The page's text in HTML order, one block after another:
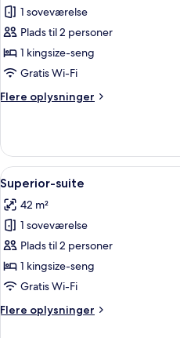
Superior-
suite
(Corner)
1 soveværelse
Plads til 2 personer
1 kingsize-seng
Gratis Wi-Fi
Flere oplysninger
Flere
suite
(Corner)
Indlæs
alle
billeder
af
Superior-
suite
4
Superior-suite
42 m²
1 soveværelse
Plads til 2 personer
1 kingsize-seng
Gratis Wi-Fi
Flere oplysninger
Flere